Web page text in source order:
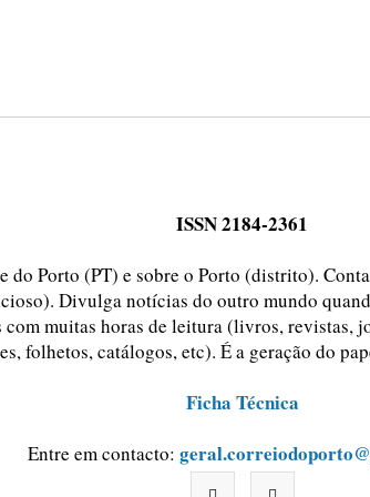
ISSN 2184-2361
Porto (PT) e sobre o Porto (distrito).
Divulga notícias do outro mundo
muitas horas de leitura (livros, revistas,
folhetos, catálogos, etc). É a geração do
Ficha Técnica
Entre em contacto: